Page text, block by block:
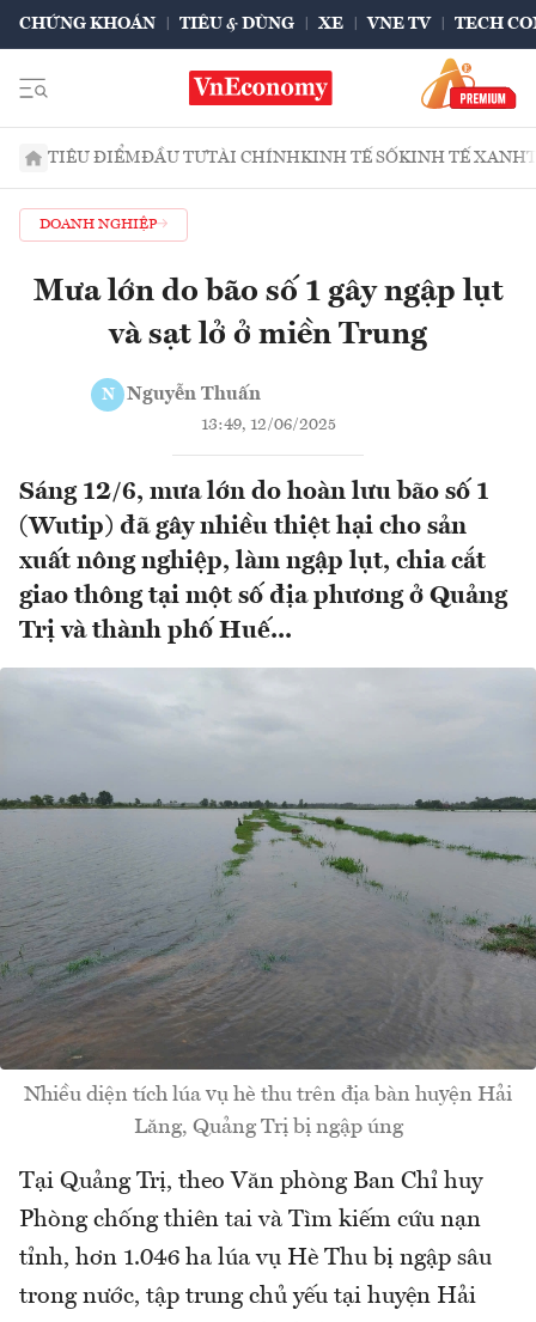
CHỨNG KHOÁN TIÊU & DÙNG XE VNE TV TECH
TIÊU ĐIỂMĐẦU TƯTÀI CHÍNHKINH TẾ SỐKINH TẾ XANH
DOANH NGHIỆP
Mưa lớn do bão số 1 gây ngập lụt
và sạt lở ở miền Trung
N Nguyễn Thuấn
13:49, 12/06/2025
Sáng 12/6, mưa lớn do hoàn lưu bão số 1
(Wutip) đã gây nhiều thiệt hại cho sản
xuất nông nghiệp, làm ngập lụt, chia cắt
giao thông tại một số địa phương ở Quảng
Trị và thành phố Huế...
Nhiều diện tích lúa vụ hè thu trên địa bàn huyện Hải
Lăng, Quảng Trị bị ngập úng
Tại Quảng Trị, theo Văn phòng Ban Chỉ huy
Phòng chống thiên tai và Tìm kiếm cứu nạn
tỉnh, hơn 1.046 ha lúa vụ Hè Thu bị ngập sâu
trong nước, tập trung chủ yếu tại huyện Hải